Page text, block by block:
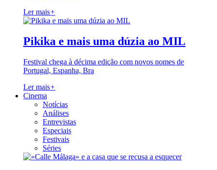
Ler mais+
Pikika e mais uma dúzia ao MIL
Festival chega à décima edição com novos nomes de
Portugal, Espanha, Bra
Ler mais+
Cinema
Notícias
Análises
Entrevistas
Especiais
Festivais
Séries